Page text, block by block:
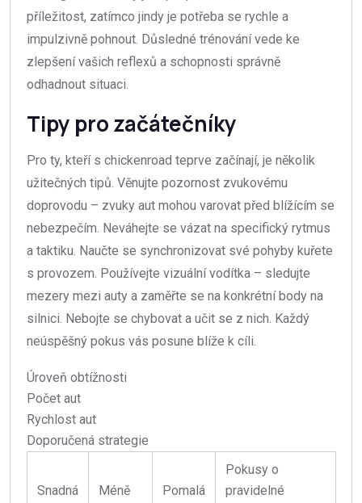
příležitost, zatímco jindy je potřeba se rychle a
impulzivně pohnout. Důsledné trénování vede ke
zlepšení vašich reflexů a schopnosti správně
odhadnout situaci.
Tipy pro začátečníky
Pro ty, kteří s chickenroad teprve začínají, je několik
užitečných tipů. Věnujte pozornost zvukovému
doprovodu – zvuky aut mohou varovat před blížícím se
nebezpečím. Neváhejte se vázat na specifický rytmus
a taktiku. Naučte se synchronizovat své pohyby kuřete
s provozem. Používejte vizuální vodítka – sledujte
mezery mezi auty a zaměřte se na konkrétní body na
silnici. Nebojte se chybovat a učit se z nich. Každý
neúspěšný pokus vás posune blíže k cíli.
Úroveň obtížnosti
Počet aut
Rychlost aut
Doporučená strategie
Snadná Méně Pomalá
Pokusy o
pravidelné